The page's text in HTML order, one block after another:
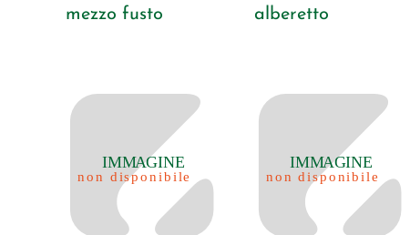
mezzo fusto
alberetto